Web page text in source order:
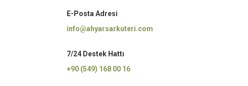
E-Posta Adresi
info@ahyarsarkuteri.com
7/24 Destek Hattı
+90 (549) 168 00 16